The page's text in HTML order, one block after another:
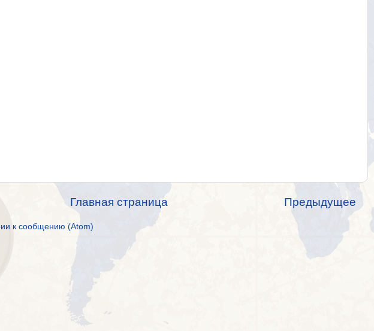
Предыдущее
Главная страница
к сообщению (Atom)